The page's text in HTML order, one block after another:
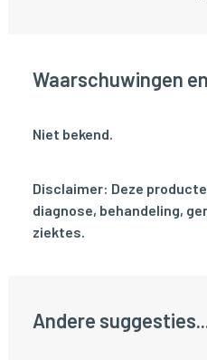
Waarschuwingen
Niet bekend.
Disclaimer: Deze
diagnose, behandeling,
ziektes.
Andere